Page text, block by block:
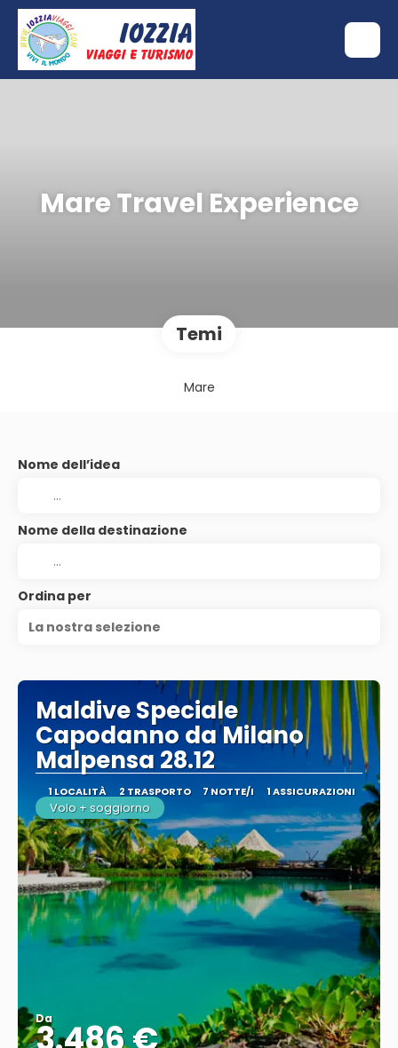
Mare Travel Experience
Temi
Mare
Nome dell’idea
Nome della destinazione
Ordina per
La nostra selezione
Maldive Speciale
Capodanno da Milano
Malpensa 28.12
1 LOCALITÀ 2 TRASPORTO 7 NOTTE/I 1 ASSICURAZIONI
Volo + soggiorno
Da